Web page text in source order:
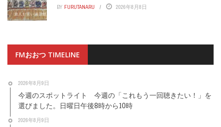
BY FURUTANARU 2026年8月8日
FMおおつ TIMELINE
2026年8月9日
今週のスポットライト 今週の「これもう一回聴きたい！」を
選びました。日曜日午後8時から10時
2026年8月9日